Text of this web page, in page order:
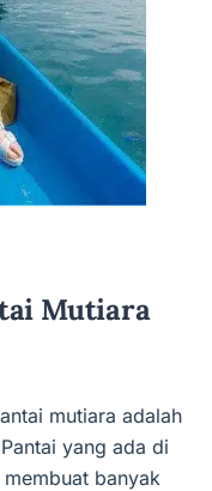
Mutiara
mutiara adalah
yang ada di
banyak